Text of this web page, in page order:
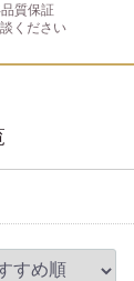
質保証
ください